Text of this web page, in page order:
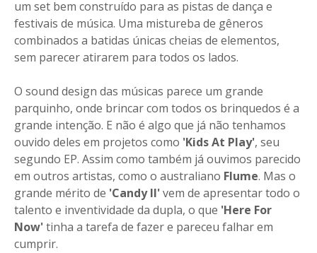
um set bem construído para as pistas de dança e
festivais de música. Uma mistureba de gêneros
combinados a batidas únicas cheias de elementos,
sem parecer atirarem para todos os lados.
O sound design das músicas parece um grande
parquinho, onde brincar com todos os brinquedos é a
grande intenção. E não é algo que já não tenhamos
ouvido deles em projetos como 'Kids At Play', seu
segundo EP. Assim como também já ouvimos parecido
em outros artistas, como o australiano Flume. Mas o
grande mérito de 'Candy II'vem de apresentar todo o
talento e inventividade da dupla, o que 'Here For
Now'tinha a tarefa de fazer e pareceu falhar em
cumprir.